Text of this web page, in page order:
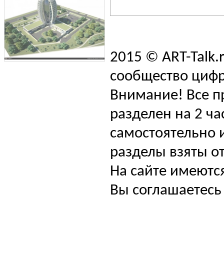
2015 © ART-
сообщество
Внимание! Все
разделен на 2
самостоятельно
разделы взяты
На сайте
Вы